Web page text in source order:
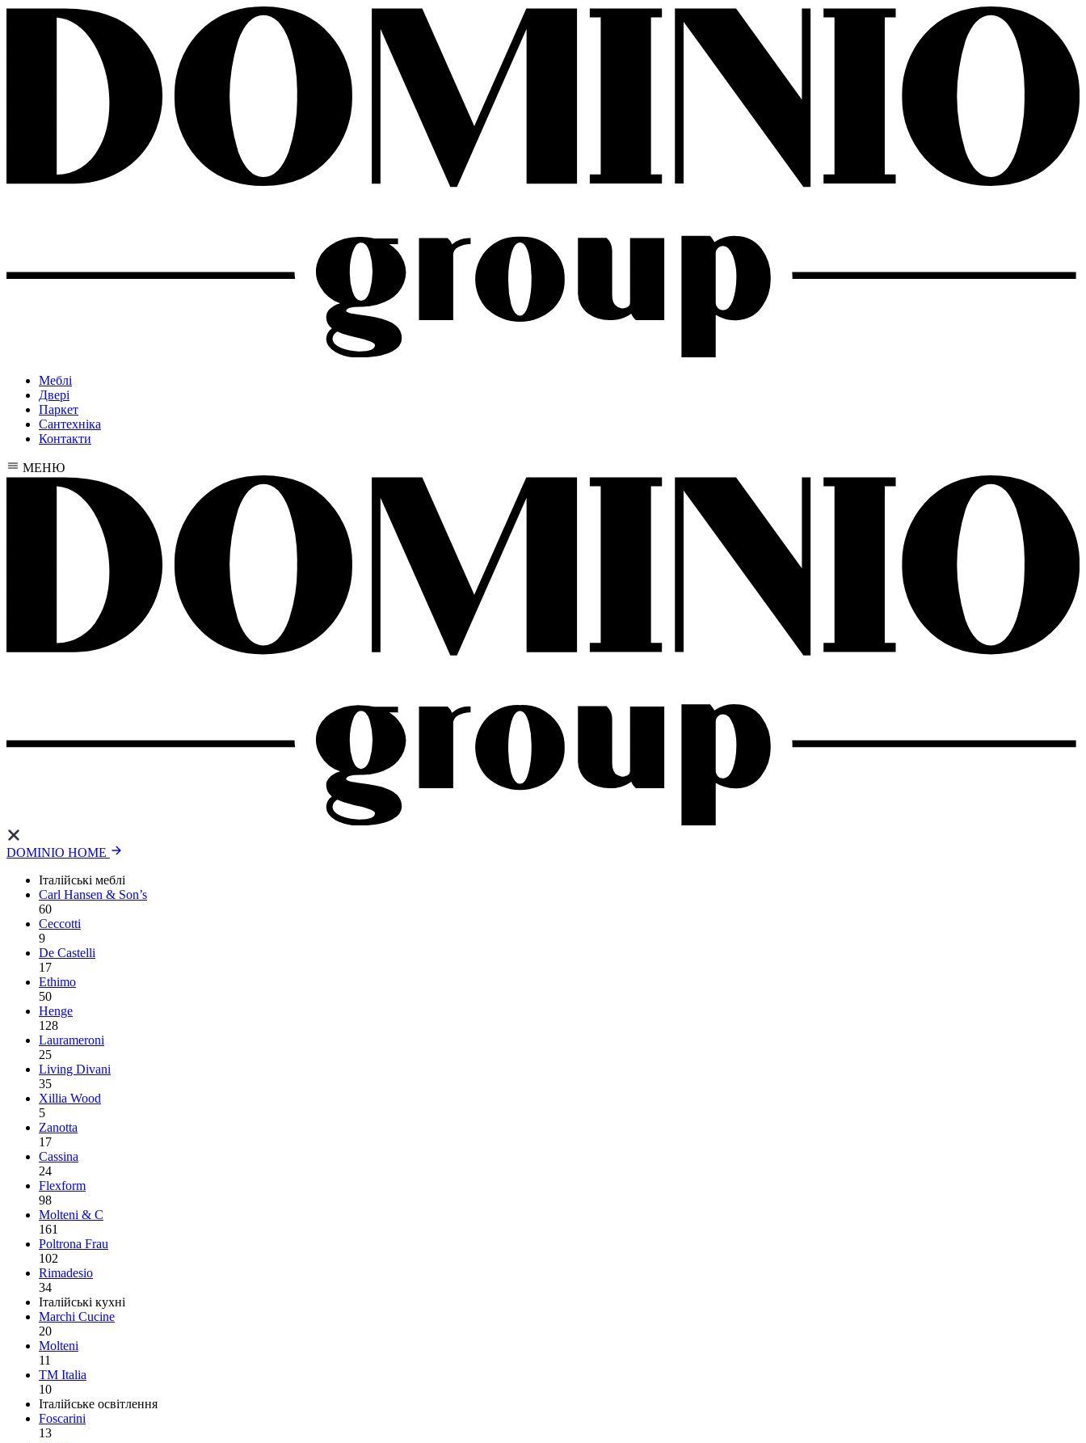
Меблі
Двері
Паркет
Сантехніка
Контакти
МЕНЮ
DOMINIO HOME
Італійські меблі
Carl Hansen & Son’s
60
Ceccotti
9
De Castelli
17
Ethimo
50
Henge
128
Laurameroni
25
Living Divani
35
Xillia Wood
5
Zanotta
17
Cassina
24
Flexform
98
Molteni & C
161
Poltrona Frau
102
Rimadesio
34
Італійські кухні
Marchi Cucine
20
Molteni
11
TM Italia
10
Італійське освітлення
Foscarini
13